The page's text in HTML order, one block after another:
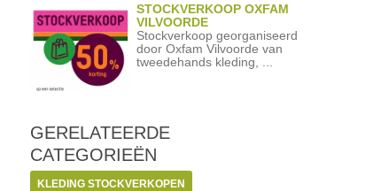
STOCKVERKOOP OXFAM
VILVOORDE
Stockverkoop georganiseerd
door Oxfam Vilvoorde van
tweedehands kleding, ...
GERELATEERDE
CATEGORIEËN
KLEDING STOCKVERKOPEN